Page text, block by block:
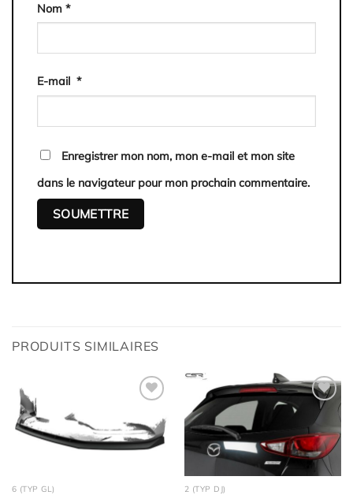
Nom *
E-mail *
Enregistrer mon nom, mon e-mail et mon site
dans le navigateur pour mon prochain commentaire.
PRODUITS SIMILAIRES
Ajouter
à la
6 (TYP GL)
Ajouter
à la
wishlist
2 (TYP DJ)